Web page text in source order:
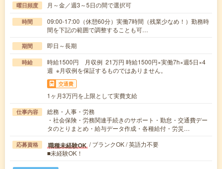
曜日頻度 月～金／週3～5日の間で選択可
時間
09:00-17:00（休憩60分）実働7時間（残業少なめ！）勤務時
間を下記の範囲で調整することも可…
期間 即日～長期
時給
時給1500円 月収例 21万円 時給1500円×実働7h×週5日×4
週 ※月収例を保証するものではありません。
交通費
1ヶ月3万円を上限として実費支給
仕事内容
総務・人事・労務
・社会保険・労務関連手続きのサポート・勤怠・交通費デー
タのとりまとめ・給与データ作成・各種給付・労災…
応募資格 職種未経験OK / ブランクOK / 英語力不要
■未経験OK！